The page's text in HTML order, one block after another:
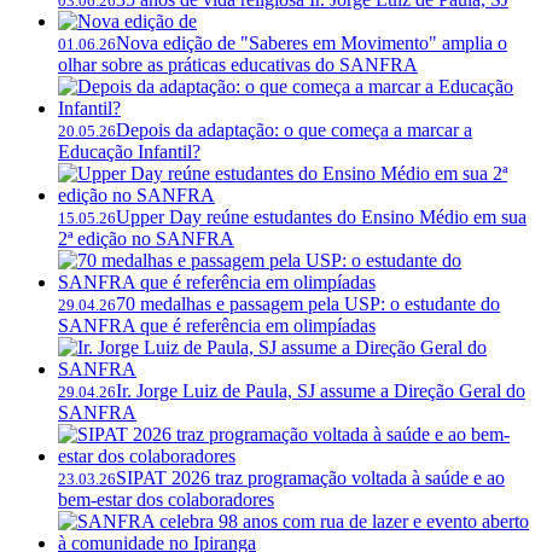
01.06.26Nova edição de "Saberes em Movimento" amplia o
olhar sobre as práticas educativas do SANFRA
20.05.26Depois da adaptação: o que começa a marcar a
Educação Infantil?
15.05.26Upper Day reúne estudantes do Ensino Médio em sua
2ª edição no SANFRA
29.04.2670 medalhas e passagem pela USP: o estudante do
SANFRA que é referência em olimpíadas
29.04.26Ir. Jorge Luiz de Paula, SJ assume a Direção Geral do
SANFRA
23.03.26SIPAT 2026 traz programação voltada à saúde e ao
bem-estar dos colaboradores